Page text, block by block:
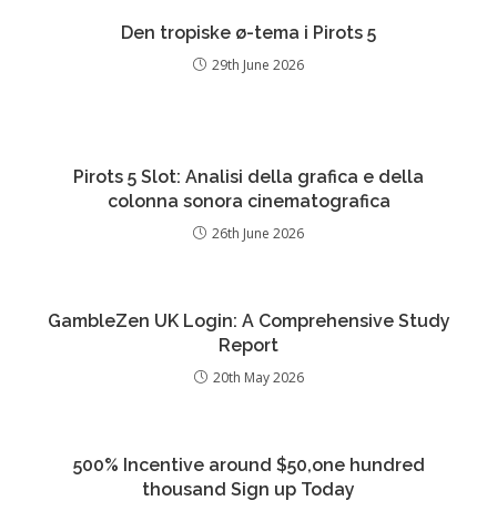
Den tropiske ø-tema i Pirots 5
29th June 2026
Pirots 5 Slot: Analisi della grafica e della
colonna sonora cinematografica
26th June 2026
GambleZen UK Login: A Comprehensive Study
Report
20th May 2026
500% Incentive around $50,one hundred
thousand Sign up Today